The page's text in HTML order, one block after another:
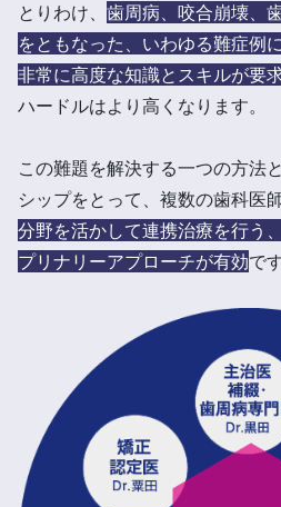
とりわけ、 歯周病、咬合崩壊、
をともなった、いわゆる難症例
非常に高度な知識とスキルが要求
ハードルはより高くなります。
この難題を解決する一つの方法
シップをとって、複数の歯科医
分野を活かして連携治療を行う
プリナリーアプローチが有効です